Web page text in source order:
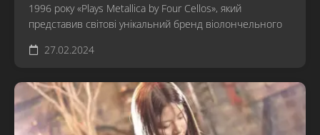
1996 року «Plays Metallica by Four Cellos», який
представив світові унікальний бренд віолончельного
27.02.2024